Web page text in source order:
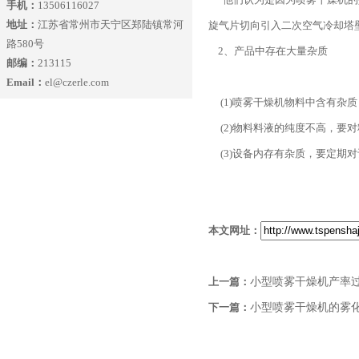
手机： 13506116027
地址： 江苏省常州市天宁区郑陆镇常河
路580号
邮编： 213115
Email： el@czerle.com
旋气片切向引入二次空气冷却
2、产品中存在大量杂质
(1)喷雾干燥机物料中含有杂质
(2)物料料液的纯度不高，要
(3)设备内存有杂质，要定期
本文网址：
上一篇： 小型喷雾干燥机产率
下一篇： 小型喷雾干燥机的雾